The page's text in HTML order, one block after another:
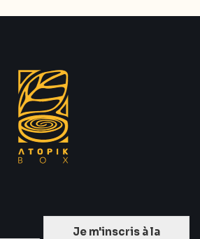
Je m'inscris à la